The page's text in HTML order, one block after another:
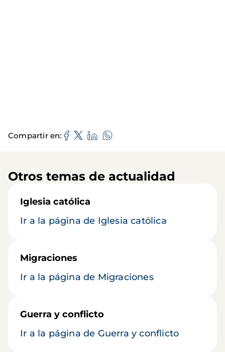
Compartir en
Otros temas de actualidad
Iglesia católica
Ir a la página de Iglesia católica
Migraciones
Ir a la página de Migraciones
Guerra y conflicto
Ir a la página de Guerra y conflicto